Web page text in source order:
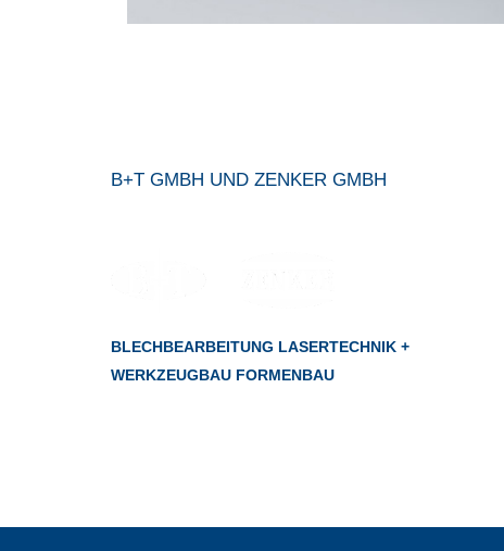
B+T GMBH UND ZENKER GMBH
BLECHBEARBEITUNG LASERTECHNIK +
WERKZEUGBAU FORMENBAU